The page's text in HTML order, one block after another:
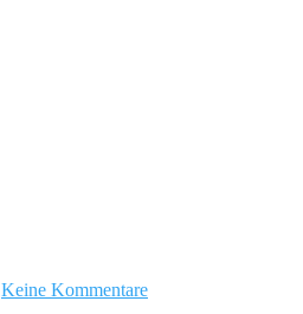
Keine Kommentare